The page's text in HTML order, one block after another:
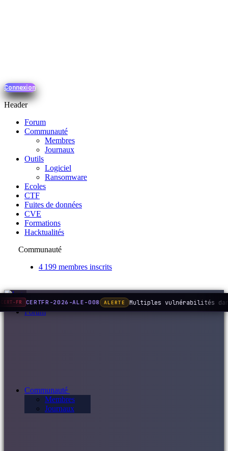
Connexion
Header
Forum
Communauté
Membres
Journaux
Outils
Logiciel
Ransomware
Ecoles
CTF
Fuites de données
CVE
Formations
Hacktualités
Communauté
4 199 membres inscrits
Forum
Communauté
Membres
Journaux
CERT-FR CERTFR-2026-ALE-008 ALERTE Multiples vulnérabilités